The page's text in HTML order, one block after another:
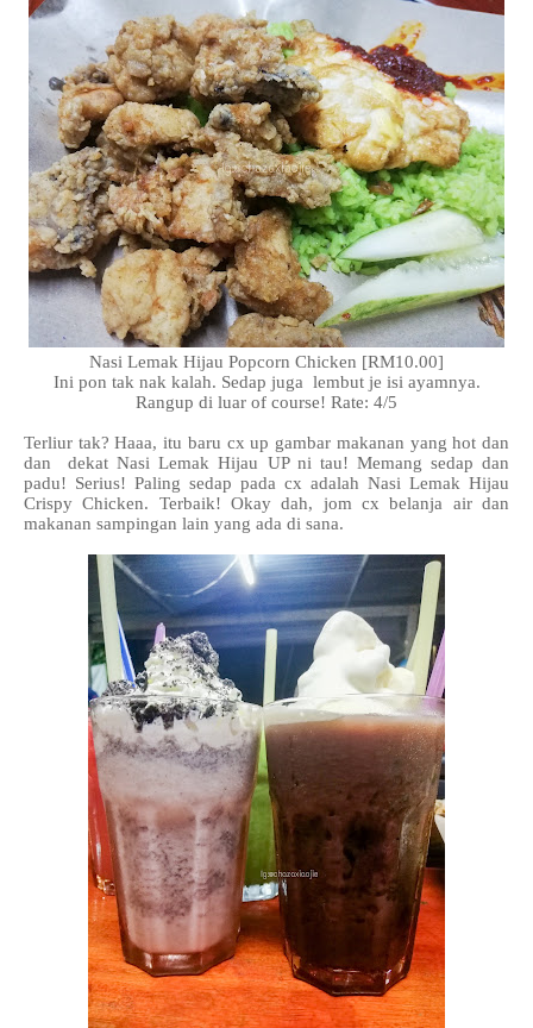
Nasi Lemak Hijau Popcorn Chicken [RM10.00]
Ini pon tak nak kalah. Sedap juga lembut je isi ayamnya.
Rangup di luar of course! Rate: 4/5
Terliur tak? Haaa, itu baru cx up gambar makanan yang hot dan
dan dekat Nasi Lemak Hijau UP ni tau! Memang sedap dan
padu! Serius! Paling sedap pada cx adalah Nasi Lemak Hijau
Crispy Chicken. Terbaik! Okay dah, jom cx belanja air dan
makanan sampingan lain yang ada di sana.